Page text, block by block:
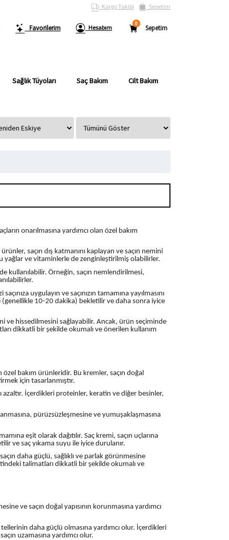
Kargo Takibi Sepetim
Favorilerim Hesabım Sepetim
0
Sağlık Tüyoları Saç Bakım
Cilt Bakım
onarılmasına yardımcı olan özel bakım
saçın dış katmanını kaplayan ve saçın nemini
yağlar ve vitaminlerle de zenginleştirilmiş olabilirler.
kullanılabilir. Örneğin, saçın nemlendirilmesi,
uygulayın ve saçınızın tamamına yayılmasını
(genellikle 10-20 dakika) bekletilir ve daha sonra iyice
ve hissedilmesini sağlayabilir. Ancak, ürün seçiminde
dikkatli bir şekilde okumalı ve önerilen kullanım
özel bakım ürünleridir. Bu kremler, saçın doğal
için tasarlanmıştır.
azaltır. İçerdikleri proteinler, keratin ve diğer besinler,
pürüzsüzleşmesine ve yumuşaklaşmasına
eşit olarak dağıtılır. Saç kremi, saçın uçlarına
ve saç yıkama suyu ile iyice durulanır.
daha güçlü, sağlıklı ve parlak görünmesine
talimatları dikkatli bir şekilde okumalı ve
ve saçın doğal yapısının korunmasına yardımcı
daha güçlü olmasına yardımcı olur. İçerdikleri
uzamasına yardımcı olur.